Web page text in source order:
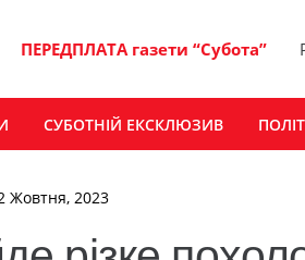
ПЕРЕДПЛАТА газети “Субота”
СУБОТНІЙ ЕКСКЛЮЗИВ
Жовтня, 2023